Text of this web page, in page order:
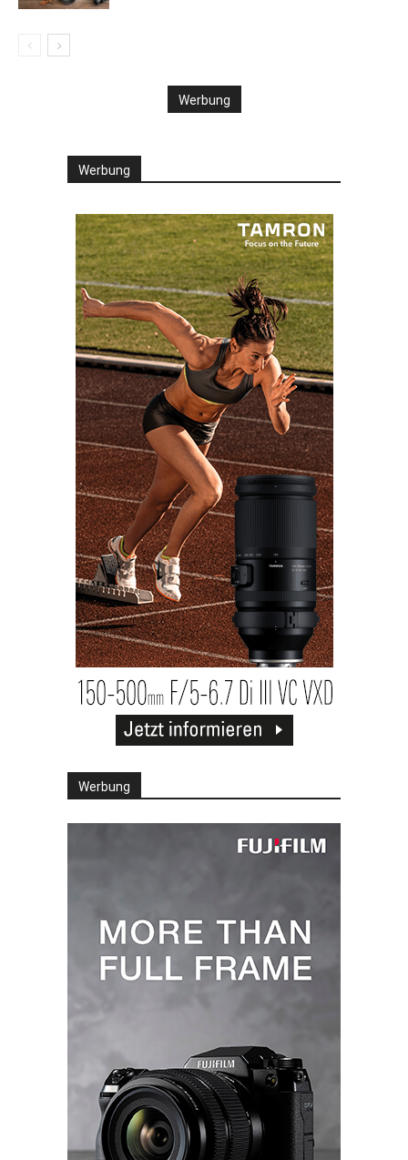
Werbung
Werbung
Werbung